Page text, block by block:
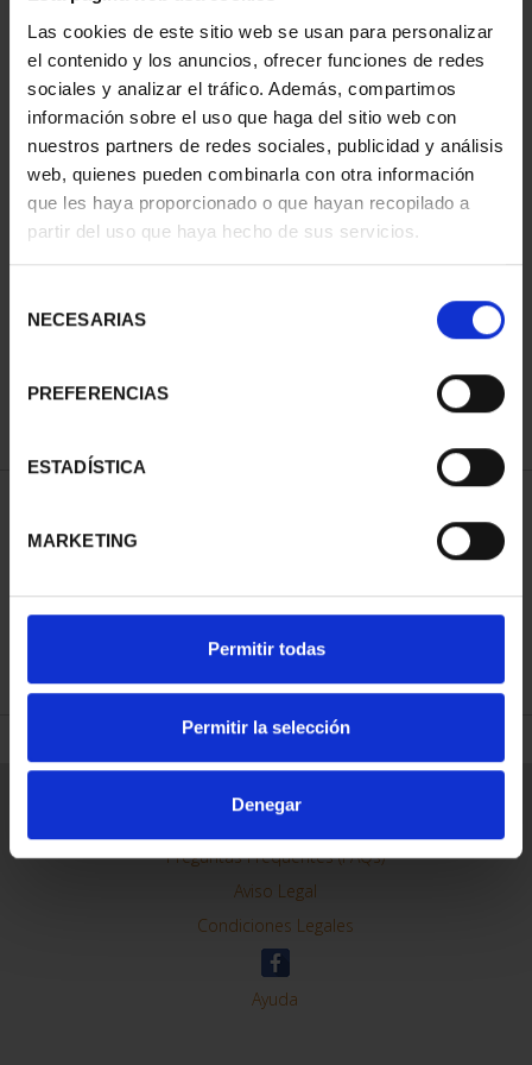
Las cookies de este sitio web se usan para personalizar
el contenido y los anuncios, ofrecer funciones de redes
sociales y analizar el tráfico. Además, compartimos
información sobre el uso que haga del sitio web con
nuestros partners de redes sociales, publicidad y análisis
web, quienes pueden combinarla con otra información
que les haya proporcionado o que hayan recopilado a
partir del uso que haya hecho de sus servicios.
NECESARIAS
PREFERENCIAS
ESTADÍSTICA
MARKETING
Permitir todas
Permitir la selección
Denegar
BATTLE OF LEPANTO
(2021) 50 EURO SILVER
€610.00
REFINE
General Information
Contacto
Preguntas Frequentes (FAQs)
Aviso Legal
Condiciones Legales
Ayuda